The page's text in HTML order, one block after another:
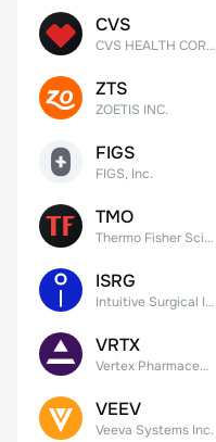
CVS
CVS HEALTH CORPORATION
ZTS
ZOETIS INC.
FIGS
FIGS, Inc.
TMO
Thermo Fisher Scientific, Inc.
ISRG
Intuitive Surgical Inc.
VRTX
Vertex Pharmaceuticals Inc
VEEV
Veeva Systems Inc.